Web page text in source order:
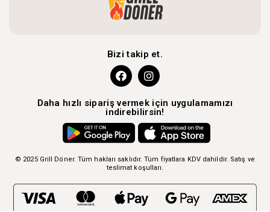
Bizi takip et.
Daha hızlı sipariş vermek için uygulamamızı
indirebilirsin!
© 2025 Grill Döner. Tüm hakları saklıdır. Tüm fiyatlara KDV dahildir. Satış ve
teslimat koşulları.